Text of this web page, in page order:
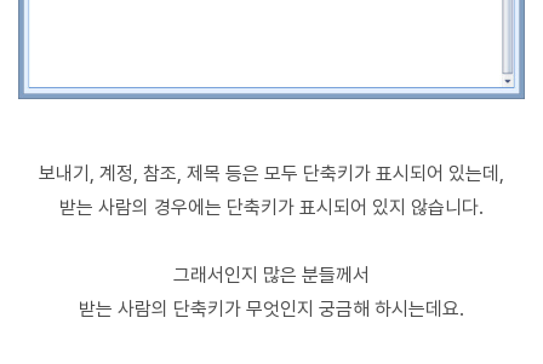
보내기, 계정, 참조, 제목 등은 모두 단축키가 표시되어 있는데,
받는 사람의 경우에는 단축키가 표시되어 있지 않습니다.
그래서인지 많은 분들께서
받는 사람의 단축키가 무엇인지 궁금해 하시는데요.